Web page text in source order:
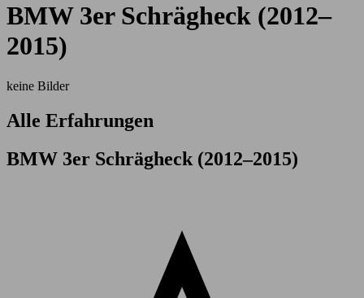
BMW 3er Schrägheck (2012–
2015)
keine Bilder
Alle Erfahrungen
BMW 3er Schrägheck (2012–2015)